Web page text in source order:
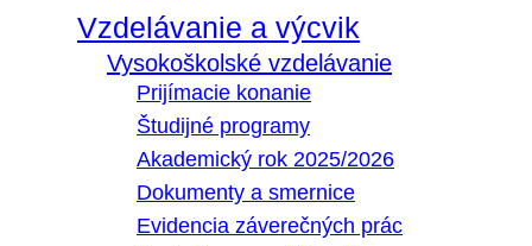
Vzdelávanie a výcvik
Vysokoškolské vzdelávanie
Prijímacie konanie
Študijné programy
Akademický rok 2025/2026
Dokumenty a smernice
Evidencia záverečných prác